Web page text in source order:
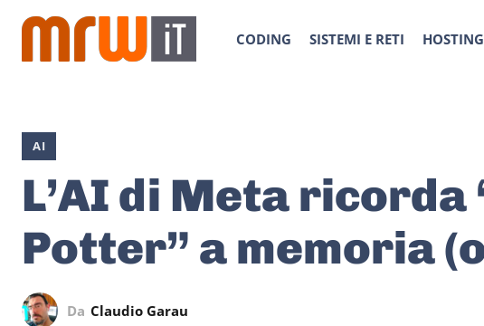
CODING SISTEMI E RETI HOSTING
AI
L’AI di Meta ricorda
Potter” a memoria
Da Claudio Garau